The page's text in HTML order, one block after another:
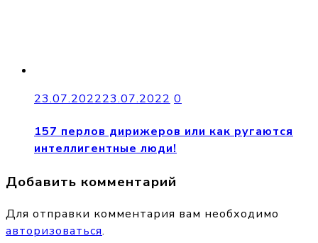
23.07.202223.07.2022 0
157 перлов дирижеров или как ругаются
интеллигентные люди!
Добавить комментарий
Для отправки комментария вам необходимо
авторизоваться.